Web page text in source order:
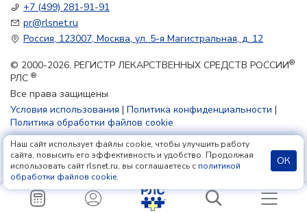
+7 (499) 281-91-91
pr@rlsnet.ru
Россия, 123007, Москва, ул. 5-я Магистральная, д. 12
© 2000-2026. РЕГИСТР ЛЕКАРСТВЕННЫХ СРЕДСТВ РОССИИ®
РЛС ®
Все права защищены
Условия использования | Политика конфиденциальности |
Политика обработки файлов cookie
18+
Наш сайт использует файлы cookie, чтобы улучшить работу
сайта, повысить его эффективность и удобство. Продолжая
использовать сайт rlsnet.ru, вы соглашаетесь с политикой
обработки файлов cookie.
ОК